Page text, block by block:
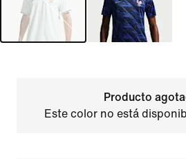
Producto
Este color no está